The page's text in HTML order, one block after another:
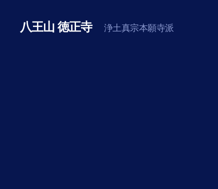
八王山 徳正寺 浄土真宗本願寺派